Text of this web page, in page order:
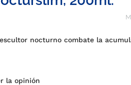
nocturno combate la
la opinión